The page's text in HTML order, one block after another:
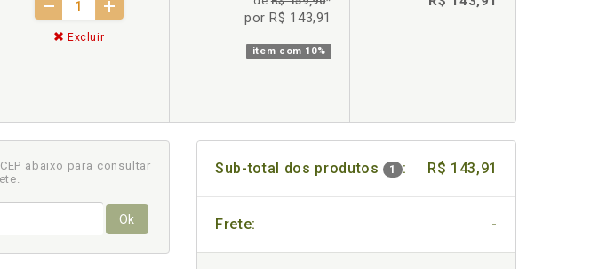
Excluir
por R$ 143,91
item com 10%
abaixo para consultar
Ok
Sub-total dos produtos 1 : R$ 143,91
Frete: -